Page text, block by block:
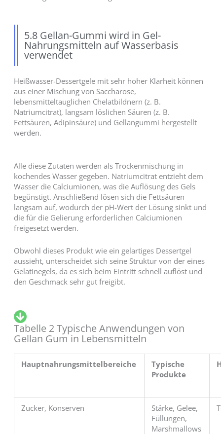
5.8 Gellan-Gummi wird in Gel-
Nahrungsmitteln auf Wasserbasis
verwendet
Heißwasser-Dessertgele mit sehr hoher Klarheit können
aus einer Mischung von Saccharose,
lebensmitteltauglichen Chelatbildnern (z. B.
Natriumcitrat), langsam löslichen Säuren (z. B.
Fettsäuren, Adipinsäure) und Gellangummi hergestellt
werden.
Alle diese Zutaten werden als Trockenmischung in
kochendes Wasser gegeben. Natriumcitrat entzieht dem
Wasser die Calciumionen, was die Auflösung des Gels
begünstigt. Anschließend lösen sich die Fettsäuren
langsam auf, wodurch der pH-Wert der Lösung sinkt und
die für die Gelierung erforderlichen Calciumionen
freigesetzt werden.
Obwohl dieses Produkt wie ein gelartiges Dessertgel
aussieht, unterscheidet sich seine Struktur von der eines
Gelatinegels, da es sich beim Eintritt schnell auflöst und
den Geschmack sehr gut freigibt.
Tabelle 2 Typische Anwendungen von
Gellan Gum in Lebensmitteln
Hauptnahrungsmittelbereiche
Typische
Produkte
Zucker, Konserven
Stärke, Gelee,
Füllungen,
Marshmallows